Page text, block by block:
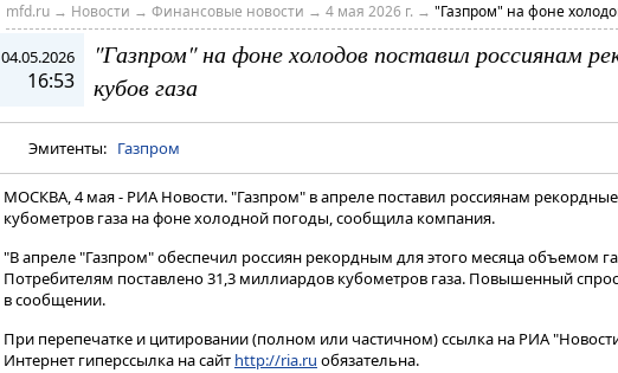
mfd.ru→ Новости → Финансовые новости → 4 мая 2026 г. → "Газпром" на фоне
04.05.2026
16:53
"Газпром" на фоне холодов поставил россиянам
кубов газа
Эмитенты: Газпром
МОСКВА, 4 мая - РИА Новости. "Газпром" в апреле поставил россиянам
кубометров газа на фоне холодной погоды, сообщила компания.
"В апреле "Газпром" обеспечил россиян рекордным для этого месяца объемом
Потребителям поставлено 31,3 миллиардов кубометров газа. Повышенный
в сообщении.
При перепечатке и цитировании (полном или частичном) ссылка на РИА
Интернет гиперссылка на сайт http://ria.ru обязательна.